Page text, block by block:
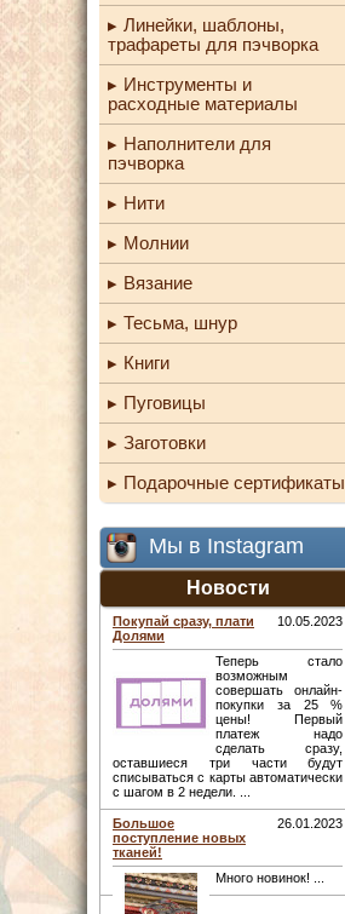
Линейки, шаблоны,
трафареты для пэчворка
Инструменты и
расходные материалы
Наполнители для
пэчворка
Нити
Молнии
Вязание
Тесьма, шнур
Книги
Пуговицы
Заготовки
Подарочные сертификаты
Мы в Instagram
Новости
Покупай сразу, плати
Долями
10.05.2023
Теперь стало
возможным
совершать онлайн-
покупки за 25 %
цены! Первый
платеж надо
сделать сразу,
оставшиеся три части будут
списываться с карты автоматически
с шагом в 2 недели. ...
Большое
поступление новых
тканей!
26.01.2023
Много новинок! ...